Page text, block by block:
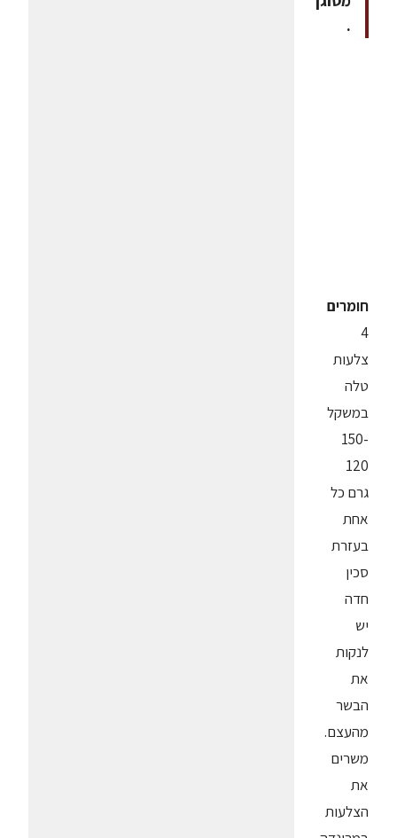
.
חומרים
4
צלעות
טלה
במשקל
150-
120
גרם כל
אחת
בעזרת
סכין
חדה
יש
לנקות
את
הבשר
מהעצם.
משרים
את
הצלעות